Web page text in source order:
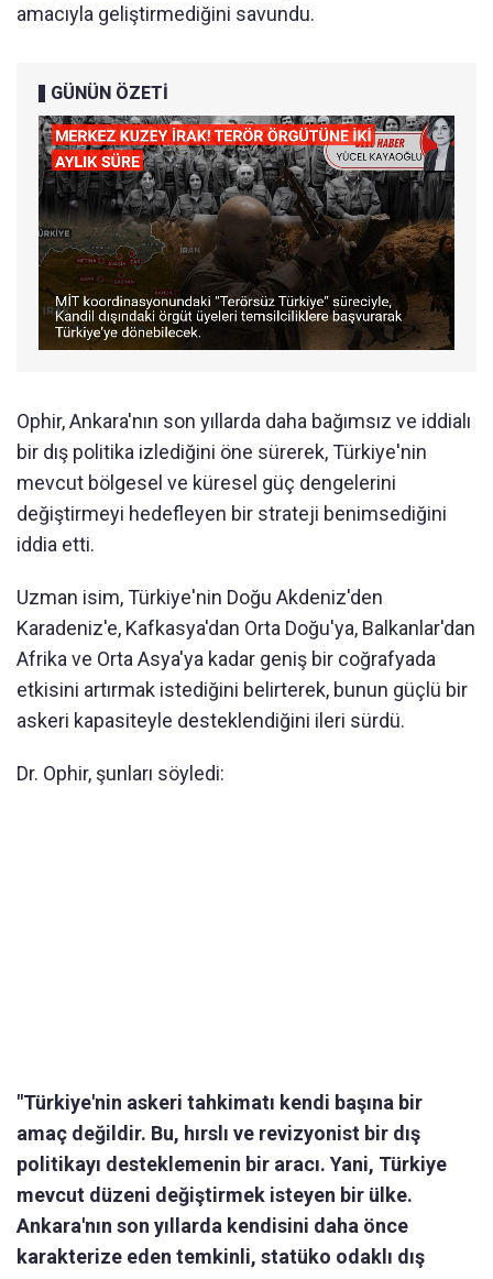
amacıyla geliştirmediğini savundu.
GÜNÜN ÖZETİ
Ophir, Ankara'nın son yıllarda daha bağımsız ve iddialı
bir dış politika izlediğini öne sürerek, Türkiye'nin
mevcut bölgesel ve küresel güç dengelerini
değiştirmeyi hedefleyen bir strateji benimsediğini
iddia etti.
Uzman isim, Türkiye'nin Doğu Akdeniz'den
Karadeniz'e, Kafkasya'dan Orta Doğu'ya, Balkanlar'dan
Afrika ve Orta Asya'ya kadar geniş bir coğrafyada
etkisini artırmak istediğini belirterek, bunun güçlü bir
askeri kapasiteyle desteklendiğini ileri sürdü.
Dr. Ophir, şunları söyledi:
"Türkiye'nin askeri tahkimatı kendi başına bir
amaç değildir. Bu, hırslı ve revizyonist bir dış
politikayı desteklemenin bir aracı. Yani, Türkiye
mevcut düzeni değiştirmek isteyen bir ülke.
Ankara'nın son yıllarda kendisini daha önce
karakterize eden temkinli, statüko odaklı dış